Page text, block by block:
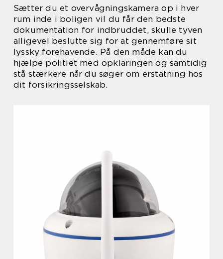
Sætter du et overvågningskamera op i hver
rum inde i boligen vil du får den bedste
dokumentation for indbruddet, skulle tyven
alligevel beslutte sig for at gennemføre sit
lyssky forehavende. På den måde kan du
hjælpe politiet med opklaringen og samtidig
stå stærkere når du søger om erstatning hos
dit forsikringsselskab.